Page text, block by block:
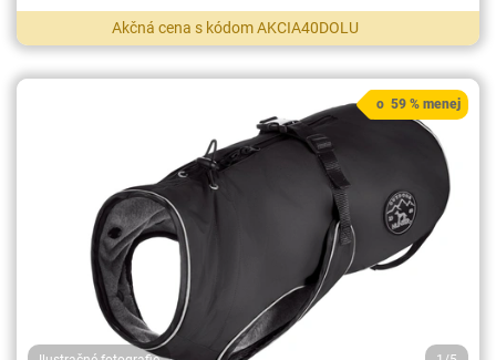
Akčná cena s kódom AKCIA40DOLU
o 59 % menej